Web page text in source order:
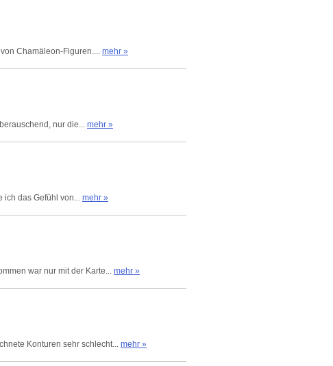
Chamäleon-Figuren.... mehr »
nur die... mehr »
ich das Gefühl von... mehr »
war nur mit der Karte... mehr »
Konturen sehr schlecht... mehr »